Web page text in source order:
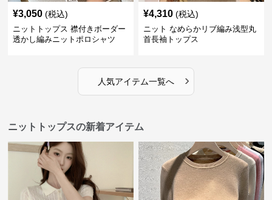
¥3,050 (税込)
ニットトップス 襟付きボーダー
透かし編みニットポロシャツ
¥4,310 (税込)
ニット なめらかリブ編み浅型丸
首長袖トップス
人気アイテム一覧へ ›
ニットトップスの新着アイテム